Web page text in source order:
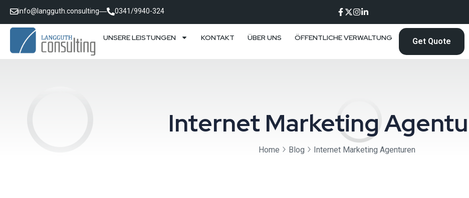
info@langguth.consulting 0341/9940-324
UNSERE LEISTUNGEN KONTAKT ÜBER UNS ÖFFENTLICHE VERWALTUNG Get Quote
Internet Marketing
Home Blog Internet Marketing Agenturen